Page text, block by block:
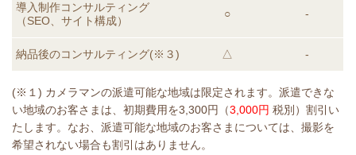
導入制作コンサルティング
（SEO、サイト構成）
○ -
納品後のコンサルティング(※３) △ -
(※１) カメラマンの派遣可能な地域は限定されます。派遣できな
い地域のお客さまは、初期費用を3,300円（3,000円 税別）割引い
たします。なお、派遣可能な地域のお客さまについては、撮影を
希望されない場合も割引はありません。